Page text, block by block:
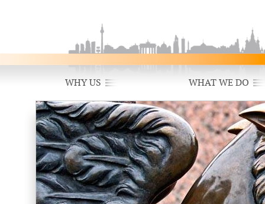
WHY US WHAT WE DO